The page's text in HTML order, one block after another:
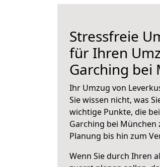
Stressfreie
für Ihren
Garching bei
Ihr Umzug von
Sie wissen nicht, was
wichtige Punkte, die
Garching bei München
Planung bis hin zum
Wenn Sie durch Ihren